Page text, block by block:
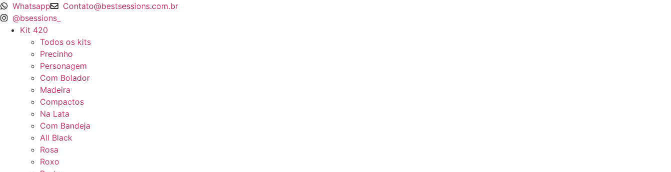
Ir
para
conteúdo
Whatsapp
Contato@bestsessions.com.br
@bsessions_
Kit 420
Todos os kits
Precinho
Personagem
Com Bolador
Madeira
Compactos
Na Lata
Com Bandeja
All Black
Rosa
Roxo